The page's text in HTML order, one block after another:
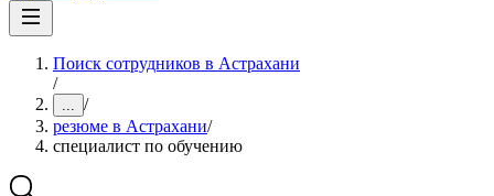
Поиск сотрудников в Астрахани
/
... /
резюме в Астрахани/
специалист по обучению